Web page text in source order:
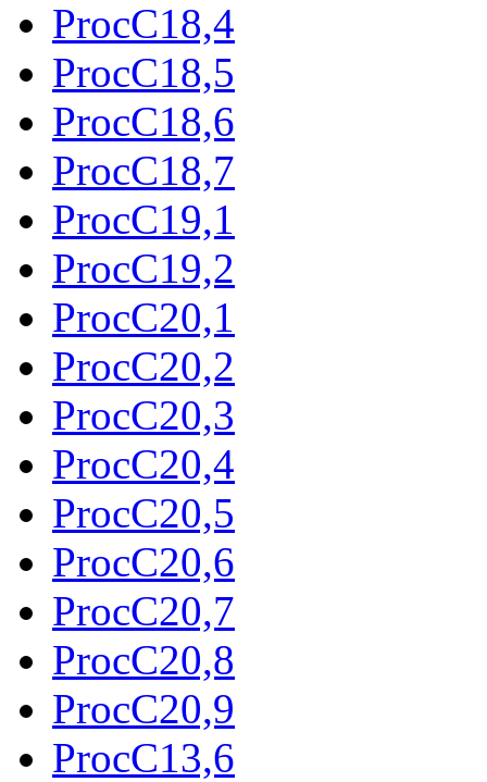
ProcC18,4
ProcC18,5
ProcC18,6
ProcC18,7
ProcC19,1
ProcC19,2
ProcC20,1
ProcC20,2
ProcC20,3
ProcC20,4
ProcC20,5
ProcC20,6
ProcC20,7
ProcC20,8
ProcC20,9
ProcC13,6